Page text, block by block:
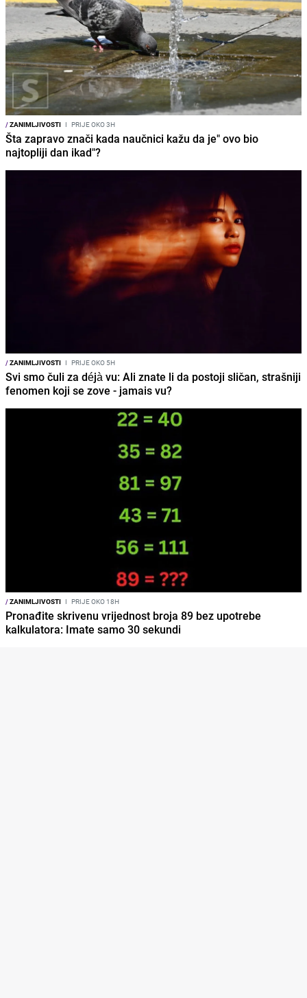
/ZANIMLJIVOSTI I PRIJE OKO 3H
Šta zapravo znači kada naučnici kažu da je" ovo bio
najtopliji dan ikad"?
/ZANIMLJIVOSTI I PRIJE OKO 5H
Svi smo čuli za déjà vu: Ali znate li da postoji sličan, strašniji
fenomen koji se zove - jamais vu?
/ZANIMLJIVOSTI I PRIJE OKO 18H
Pronađite skrivenu vrijednost broja 89 bez upotrebe
kalkulatora: Imate samo 30 sekundi